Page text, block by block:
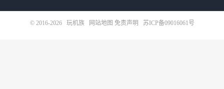
© 2016-2026 玩机族 网站地图 免责声明 苏ICP备09016061号